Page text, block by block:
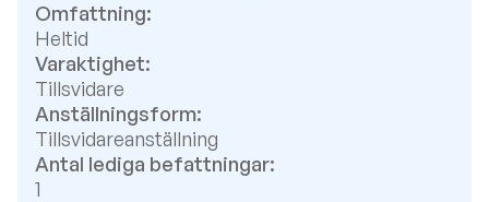
Omfattning:
Heltid
Varaktighet:
Tillsvidare
Anställningsform:
Tillsvidareanställning
Antal lediga befattningar:
1